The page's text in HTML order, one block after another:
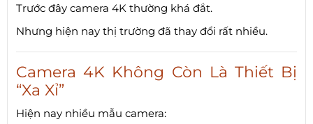
Trước đây camera 4K thường khá đắt.
Nhưng hiện nay thị trường đã thay đổi rất nhiều.
Camera 4K Không Còn Là Thiết Bị
“Xa Xỉ”
Hiện nay nhiều mẫu camera: